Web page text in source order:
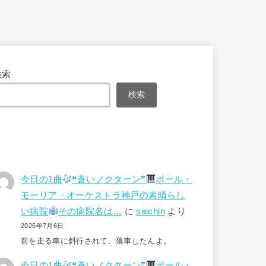
索
検索
今日の1曲 ❝蒼いノクターン❞
ポール・
モーリア・オーケストラ神戸の素晴らし
い病院
その病院名は… にsaichinより
2026年7月6日
前を走る車に斜行されて、落車したんよ。